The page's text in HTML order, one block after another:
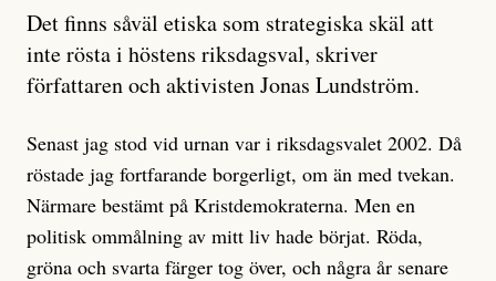
Artikeln undersöker inte, som ETC påstår, ”vad som
är sant, vad som är rykten”, utan den bidrar bara till
ännu mer ryktesspridning. Det finns inte ett enda bevis
misstänkta personen är en infiltratör. Det som läsaren
får veta är att personen har ändrat sina politiska åsikter
under åren, att den har raderat tidigare innehåll på sina
sociala medier, att artikelns författare inte förstår sig
på personens ekonomi och att det tydligen finns
Det finns såväl etiska som strategiska skäl att
inte rösta i höstens riksdagsval, skriver
författaren och aktivisten Jonas Lundström.
Senast jag stod vid urnan var i riksdagsvalet 2002. Då
röstade jag fortfarande borgerligt, om än med tvekan.
Närmare bestämt på Kristdemokraterna. Men en
politisk ommålning av mitt liv hade börjat. Röda,
gröna och svarta färger tog över, och några år senare